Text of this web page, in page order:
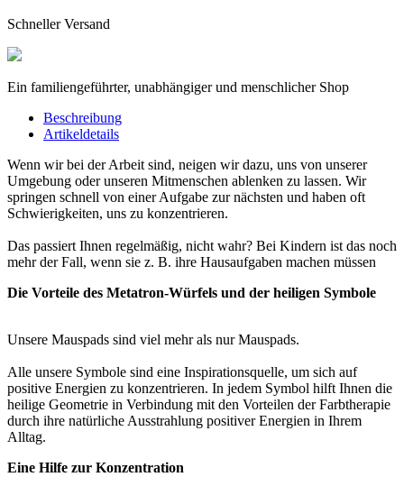
Schneller Versand
Ein familiengeführter, unabhängiger und menschlicher Shop
Beschreibung
Artikeldetails
Wenn wir bei der Arbeit sind, neigen wir dazu, uns von unserer
Umgebung oder unseren Mitmenschen ablenken zu lassen. Wir
springen schnell von einer Aufgabe zur nächsten und haben oft
Schwierigkeiten, uns zu konzentrieren.
Das passiert Ihnen regelmäßig, nicht wahr? Bei Kindern ist das noch
mehr der Fall, wenn sie z. B. ihre Hausaufgaben machen müssen
Die Vorteile des Metatron-Würfels und der heiligen Symbole
Unsere Mauspads sind viel mehr als nur Mauspads.
Alle unsere Symbole sind eine Inspirationsquelle, um sich auf
positive Energien zu konzentrieren. In jedem Symbol hilft Ihnen die
heilige Geometrie in Verbindung mit den Vorteilen der Farbtherapie
durch ihre natürliche Ausstrahlung positiver Energien in Ihrem
Alltag.
Eine Hilfe zur Konzentration